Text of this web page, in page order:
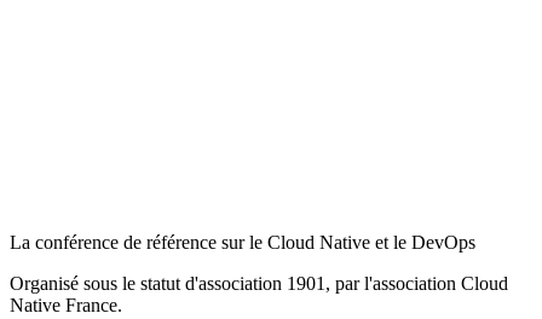
La conférence de référence sur le Cloud Native et le DevOps
Organisé sous le statut d'association 1901, par l'association Cloud
Native France.